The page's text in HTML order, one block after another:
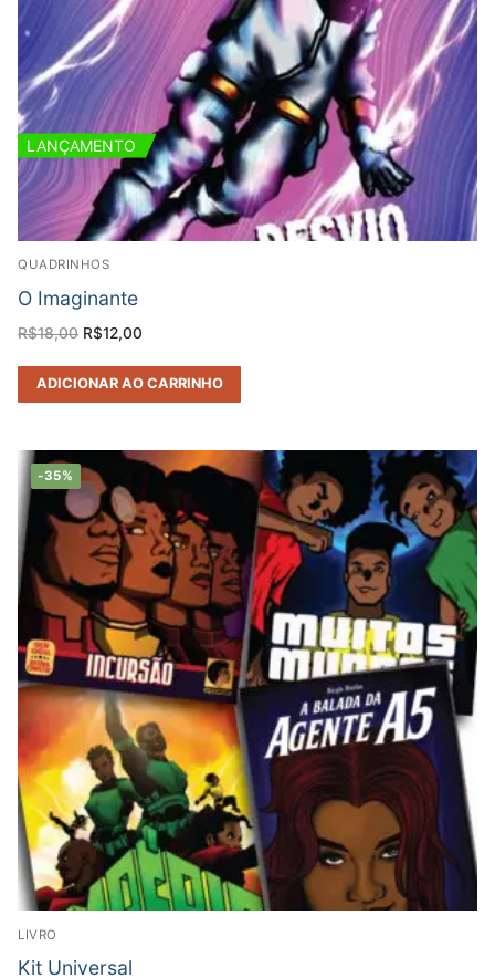
QUADRINHOS
LANÇAMENTO
O Imaginante
R$18,00 O
preço
era:
R$18,00.
R$12,00
é:
R$12,00.
ADICIONAR AO CARRINHO
-35%
LIVRO
Kit Universal